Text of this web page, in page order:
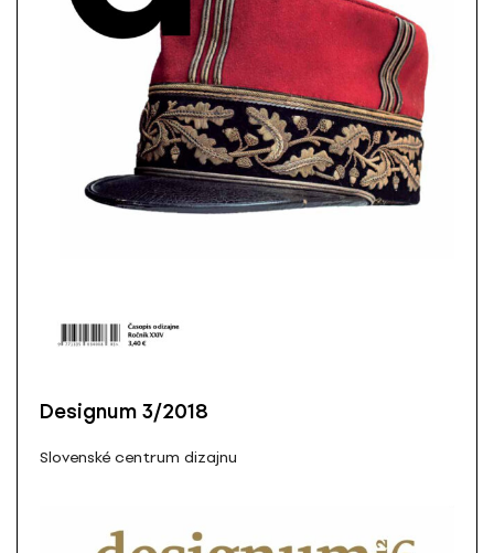
Designum 3/2018
Slovenské centrum dizajnu